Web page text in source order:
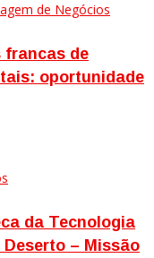
de Negócios
francas de
oportunidade
da Tecnologia
– Missão